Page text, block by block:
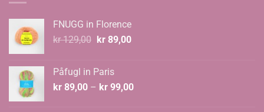
FNUGG in Florence
kr129,00 Opprinnelig
kr 129,00.
kr89,00Nåværende
Påfugl in Paris
kr 89,00 – kr 99,00Prisområde: